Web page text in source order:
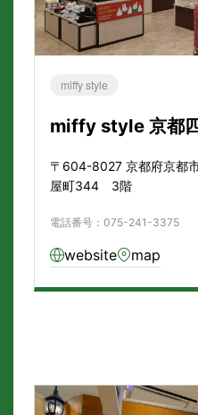
miffy style
miffy style 京都
〒604-8027 京都府京都
屋町344 3階
電話番号：075-241-3375
website map